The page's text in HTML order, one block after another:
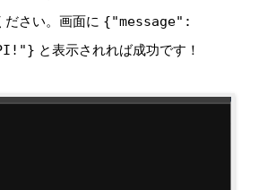
ださい。画面に {"message":
と表示されれば成功です！